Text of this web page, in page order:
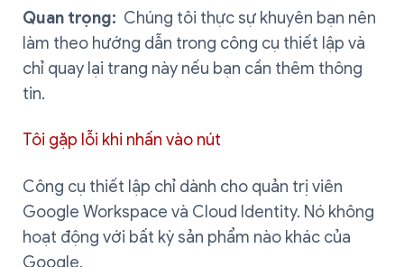
Quan trọng: Chúng tôi thực sự khuyên bạn nên
làm theo hướng dẫn trong công cụ thiết lập và
chỉ quay lại trang này nếu bạn cần thêm thông
tin.
Tôi gặp lỗi khi nhấn vào nút
Công cụ thiết lập chỉ dành cho quản trị viên
Google Workspace và Cloud Identity. Nó không
hoạt động với bất kỳ sản phẩm nào khác của
Google.